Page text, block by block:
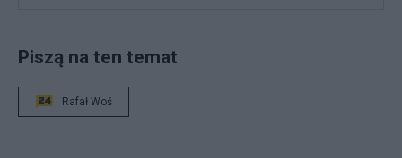
Piszą na ten temat
Rafał Woś